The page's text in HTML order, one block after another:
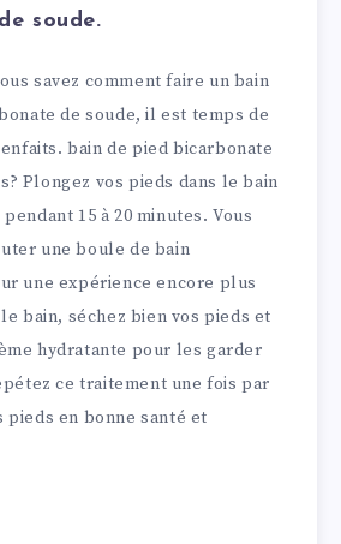
soude.
savez comment faire un bain
de soude, il est temps de
bain de pied bicarbonate
Plongez vos pieds dans le bain
15 à 20 minutes. Vous
une boule de bain
une expérience encore plus
bain, séchez bien vos pieds et
hydratante pour les garder
ce traitement une fois par
pieds en bonne santé et